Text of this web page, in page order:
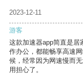
2023-12-11
游客
这款加速器app简直是居
作办公，都能畅享高速
候，经常因为网速慢而
用担心了。